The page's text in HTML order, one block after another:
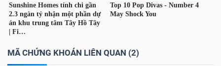
MÃ CHỨNG KHOÁN LIÊN QUAN (2)
Công